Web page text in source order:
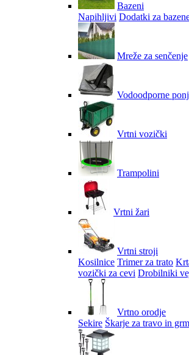
Bazeni
Napihljivi Dodatki za
Mreže za senčenje
Vodoodporne
Vrtni vozički
Trampolini
Vrtni žari
Vrtni stroji
Kosilnice Trimer za trato
vozički za cevi Drobilniki
Vrtno orodje
Sekire Škarje za travo in